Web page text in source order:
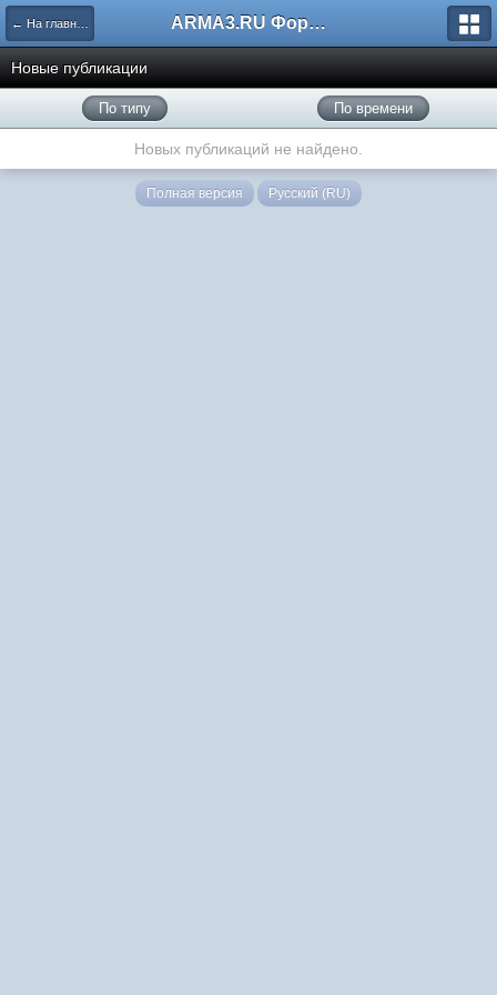
← На главную ARMA3.RU Форум
Новые публикации
По типу По времени
Новых публикаций не найдено.
Полная версия Русский (RU)